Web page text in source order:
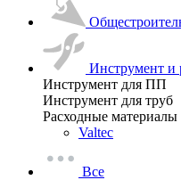
Инструмент и
Инструмент для ПП
Инструмент для труб
Расходные материалы
Valtec
Все